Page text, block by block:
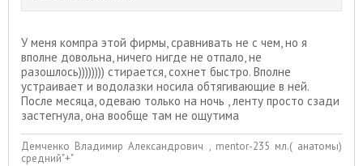
У меня компра этой фирмы, сравнивать не с чем, но я
вполне довольна, ничего нигде не отпало, не
разошлось)))))))) стирается, сохнет быстро. Вполне
устраивает и водолазки носила обтягивающие в ней.
После месяца, одеваю только на ночь , ленту просто сзади
застегнула, она вообще там не ощутима
Демченко Владимир Александрович , mentor-235 мл.( анатомы)
средний"+"